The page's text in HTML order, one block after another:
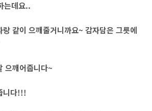
는데요..
같이 으깨줄거니까요~ 감자담은 그릇에
으깨어줍니다~
니다!!!